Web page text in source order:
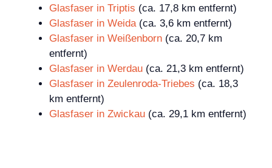
Glasfaser in Triptis (ca. 17,8 km entfernt)
Glasfaser in Weida(ca. 3,6 km entfernt)
Glasfaser in Weißenborn (ca. 20,7 km
entfernt)
Glasfaser in Werdau (ca. 21,3 km entfernt)
Glasfaser in Zeulenroda-Triebes (ca. 18,3
km entfernt)
Glasfaser in Zwickau (ca. 29,1 km entfernt)